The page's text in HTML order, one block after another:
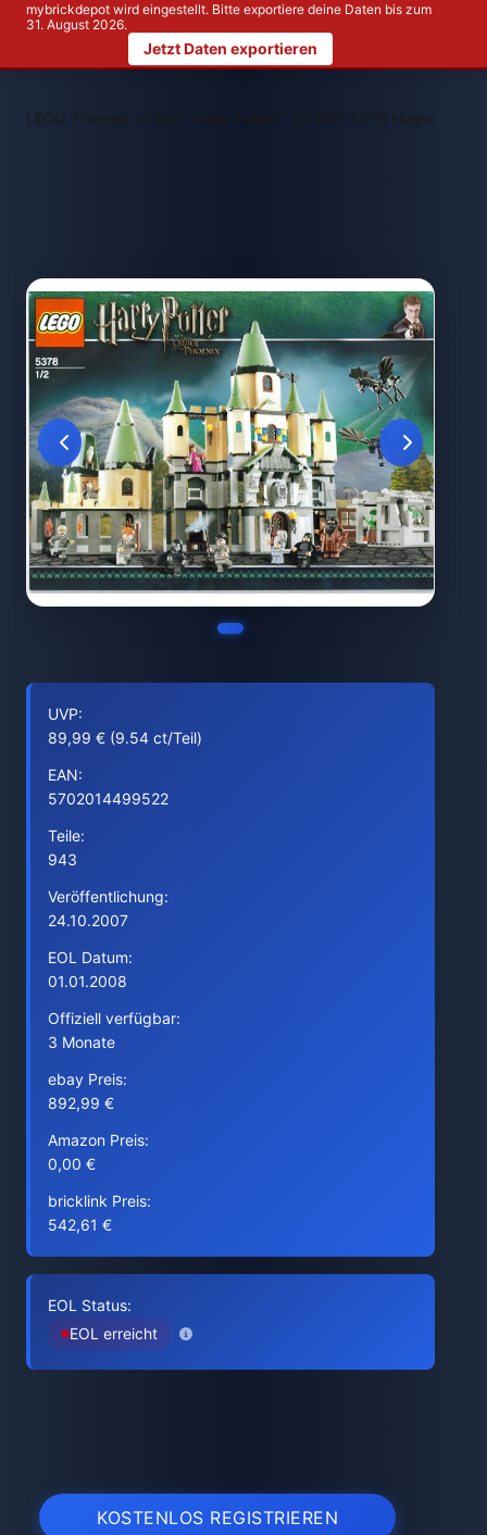
mybrickdepot wird eingestellt. Bitte exportiere deine Daten bis zum
31. August 2026.
Jetzt Daten exportieren
LEGO Themen > LEGO 5378 Hogwarts
UVP:
89,99 € (9.54 ct/Teil)
EAN:
5702014499522
Teile:
943
Veröffentlichung:
24.10.2007
EOL Datum:
01.01.2008
Offiziell verfügbar:
3 Monate
ebay Preis:
892,99 €
Amazon Preis:
0,00 €
bricklink Preis:
542,61 €
EOL Status:
EOL erreicht
KOSTENLOS REGISTRIEREN